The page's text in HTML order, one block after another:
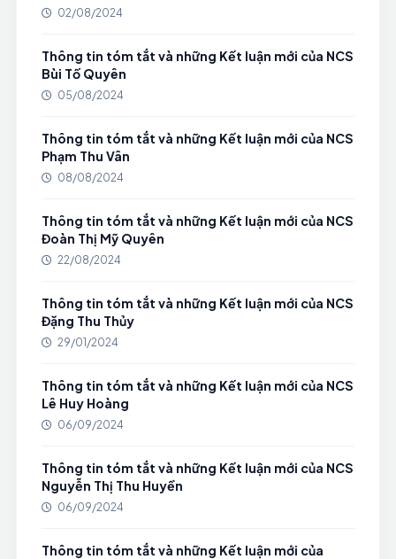
02/08/2024
Thông tin tóm tắt và những Kết luận mới của NCS
Bùi Tố Quyên
05/08/2024
Thông tin tóm tắt và những Kết luận mới của NCS
Phạm Thu Vân
08/08/2024
Thông tin tóm tắt và những Kết luận mới của NCS
Đoàn Thị Mỹ Quyên
22/08/2024
Thông tin tóm tắt và những Kết luận mới của NCS
Đặng Thu Thủy
29/01/2024
Thông tin tóm tắt và những Kết luận mới của NCS
Lê Huy Hoàng
06/09/2024
Thông tin tóm tắt và những Kết luận mới của NCS
Nguyễn Thị Thu Huyền
06/09/2024
Thông tin tóm tắt và những Kết luận mới của